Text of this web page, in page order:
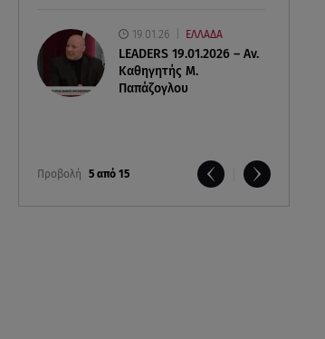
19.01.26 ΕΛΛΑΔΑ
LEADERS 19.01.2026 – Αν.
Καθηγητής Μ.
Παπάζογλου
Προβολή 5 από 15